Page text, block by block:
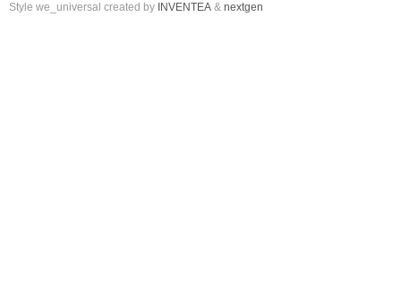
Style we_universal created by INVENTEA & nextgen